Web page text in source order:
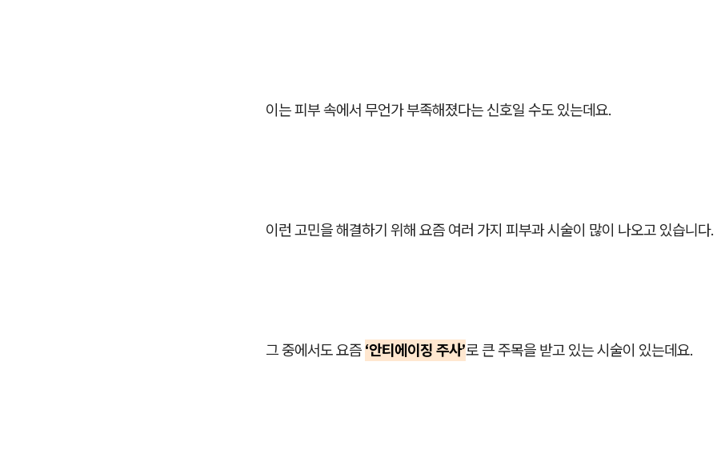
이는 피부 속에서 무언가 부족해졌다는 신호일 수도 있는데요.
이런 고민을 해결하기 위해 요즘 여러 가지 피부과 시술이 많이 나오고 있습니다.
그 중에서도 요즘 ‘안티에이징 주사’로 큰 주목을 받고 있는 시술이 있는데요.